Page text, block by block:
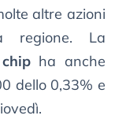
altre azioni
regione. La
chipha anche
dello 0,33% e